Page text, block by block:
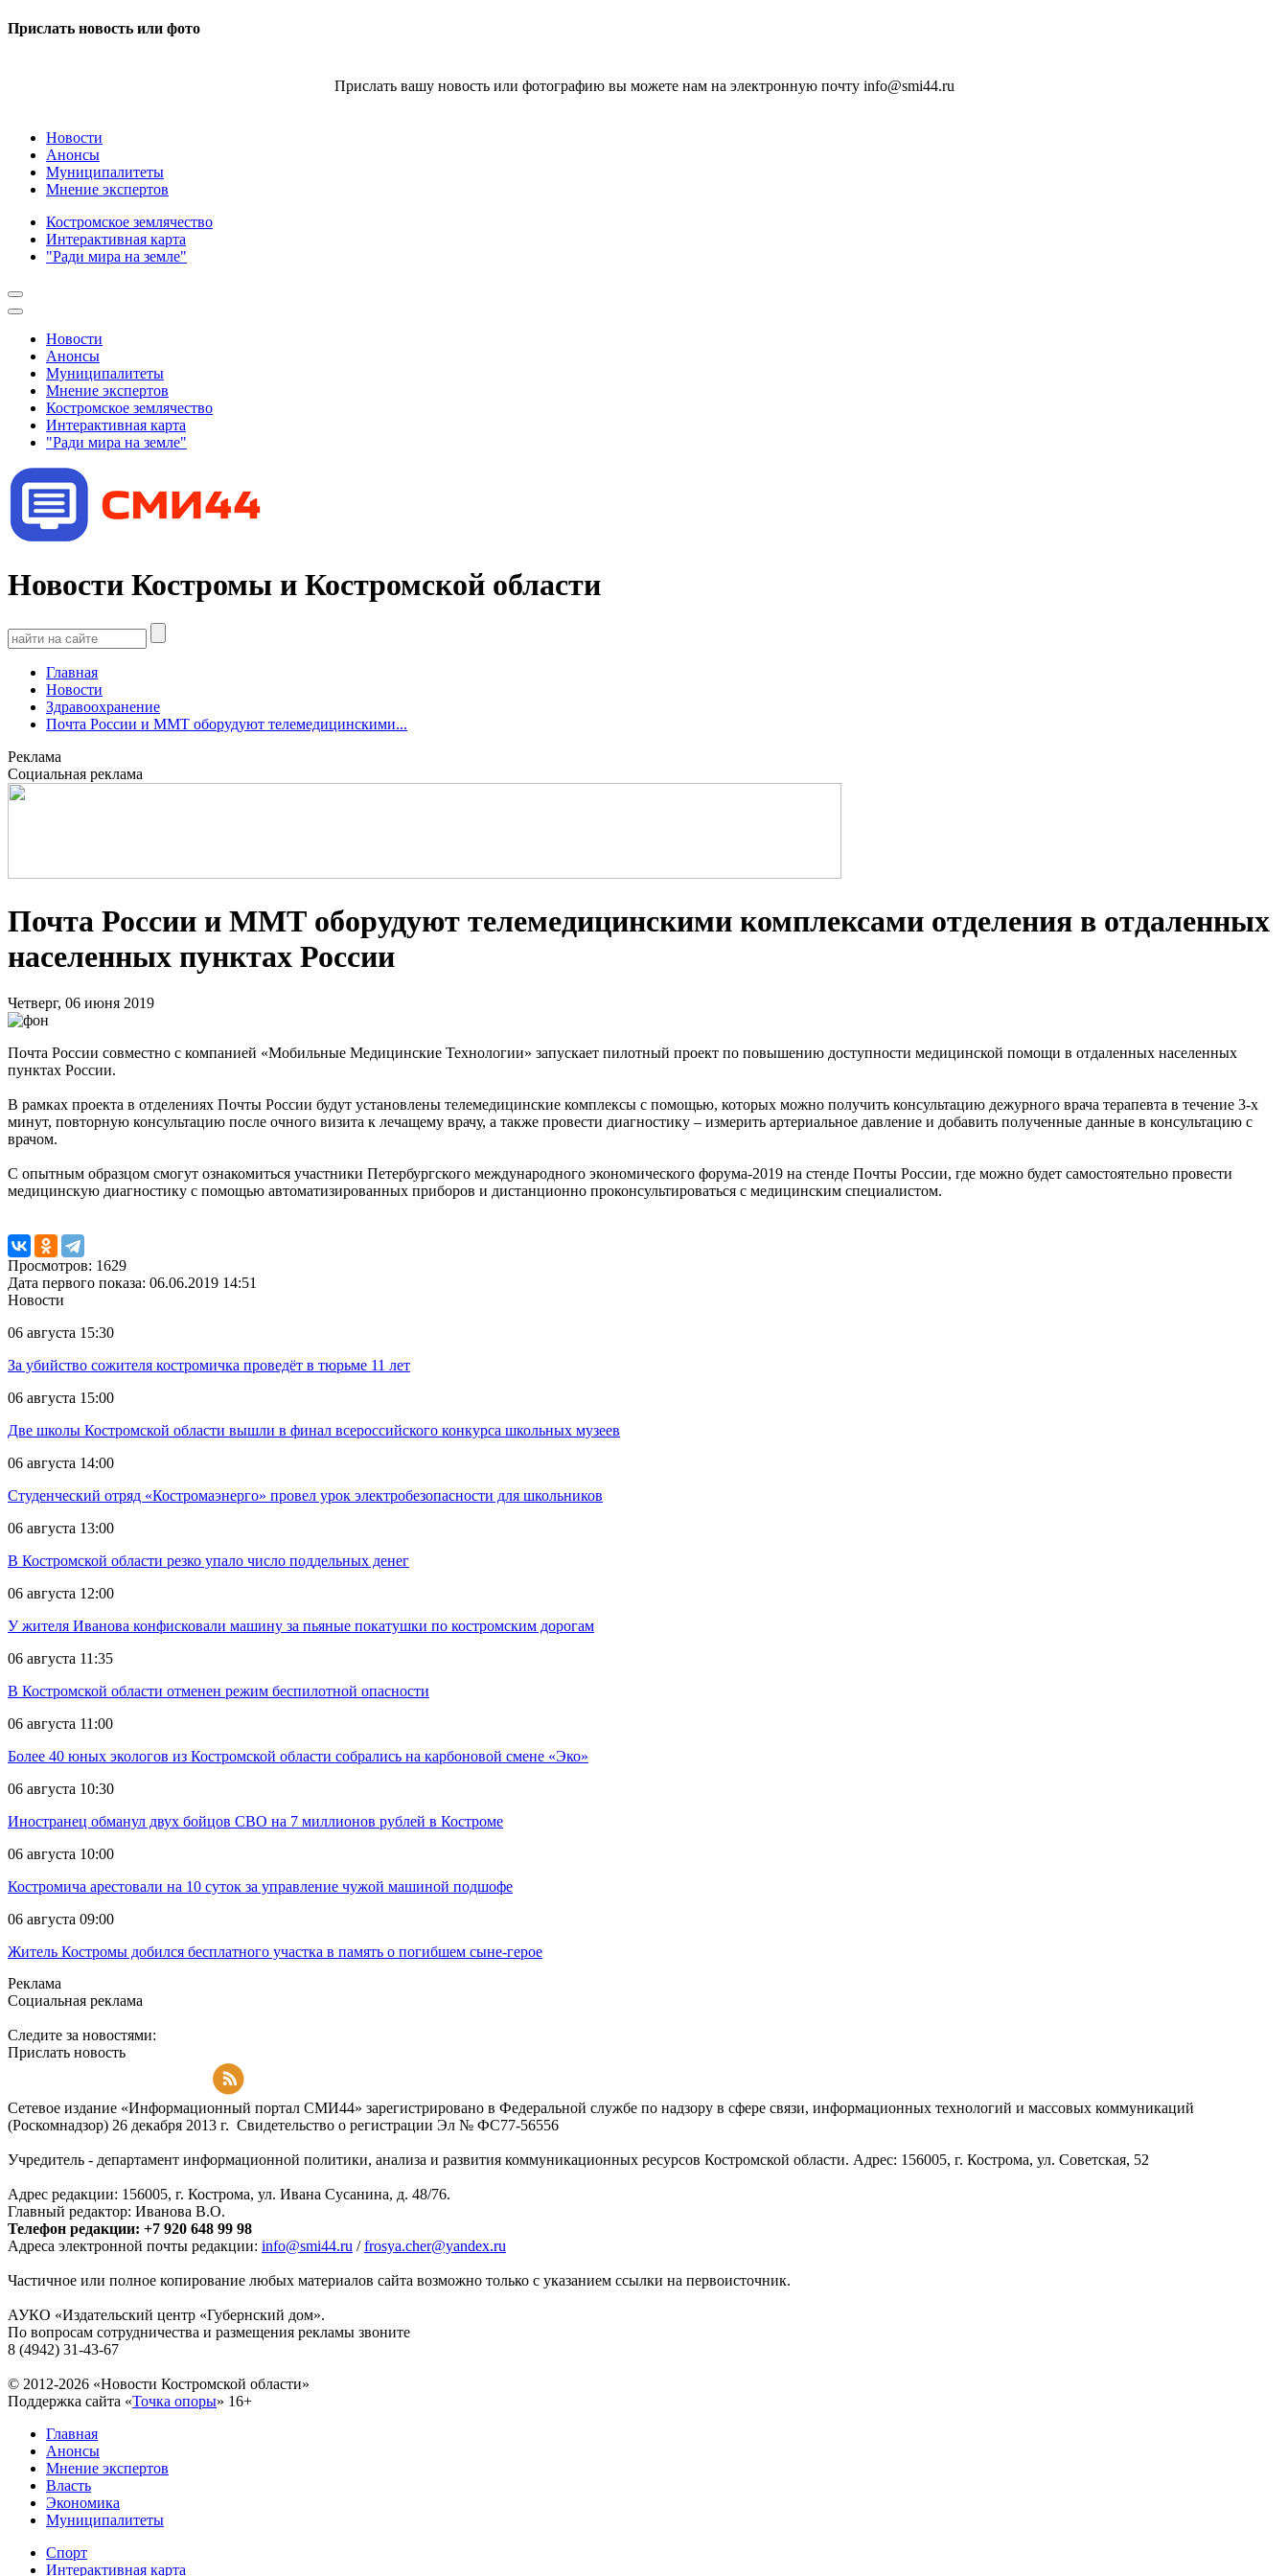
Прислать новость или фото
Прислать вашу новость или фотографию вы можете нам на электронную почту info@smi44.ru
Новости
Анонсы
Муниципалитеты
Мнение экспертов
Костромское землячество
Интерактивная карта
"Ради мира на земле"
Новости
Анонсы
Муниципалитеты
Мнение экспертов
Костромское землячество
Интерактивная карта
"Ради мира на земле"
Новости Костромы и Костромской области
Главная
Новости
Здравоохранение
Почта России и ММТ оборудуют телемедицинскими...
Реклама
Социальная реклама
Почта России и ММТ оборудуют телемедицинскими комплексами отделения в отдаленных
населенных пунктах России
Четверг, 06 июня 2019
Почта России совместно с компанией «Мобильные Медицинские Технологии» запускает пилотный проект по повышению доступности медицинской помощи в отдаленных населенных
пунктах России.
В рамках проекта в отделениях Почты России будут установлены телемедицинские комплексы с помощью, которых можно получить консультацию дежурного врача терапевта в течение 3-х
минут, повторную консультацию после очного визита к лечащему врачу, а также провести диагностику – измерить артериальное давление и добавить полученные данные в консультацию с
врачом.
С опытным образцом смогут ознакомиться участники Петербургского международного экономического форума-2019 на стенде Почты России, где можно будет самостоятельно провести
медицинскую диагностику с помощью автоматизированных приборов и дистанционно проконсультироваться с медицинским специалистом.
Просмотров: 1629
Дата первого показа: 06.06.2019 14:51
Новости
06 августа 15:30
За убийство сожителя костромичка проведёт в тюрьме 11 лет
06 августа 15:00
Две школы Костромской области вышли в финал всероссийского конкурса школьных музеев
06 августа 14:00
Студенческий отряд «Костромаэнерго» провел урок электробезопасности для школьников
06 августа 13:00
В Костромской области резко упало число поддельных денег
06 августа 12:00
У жителя Иванова конфисковали машину за пьяные покатушки по костромским дорогам
06 августа 11:35
В Костромской области отменен режим беспилотной опасности
06 августа 11:00
Более 40 юных экологов из Костромской области собрались на карбоновой смене «Эко»
06 августа 10:30
Иностранец обманул двух бойцов СВО на 7 миллионов рублей в Костроме
06 августа 10:00
Костромича арестовали на 10 суток за управление чужой машиной подшофе
06 августа 09:00
Житель Костромы добился бесплатного участка в память о погибшем сыне-герое
Реклама
Социальная реклама
Следите за новостями:
Прислать новость
Сетевое издание «Информационный портал СМИ44» зарегистрировано в Федеральной службе по надзору в сфере связи, информационных технологий и массовых коммуникаций
(Роскомнадзор) 26 декабря 2013 г. Свидетельство о регистрации Эл № ФC77-56556
Учредитель - департамент информационной политики, анализа и развития коммуникационных ресурсов Костромской области. Адрес: 156005, г. Кострома, ул. Советская, 52
Адрес редакции: 156005, г. Кострома, ул. Ивана Сусанина, д. 48/76.
Главный редактор: Иванова В.О.
Телефон редакции: +7 920 648 99 98
Адреса электронной почты редакции: info@smi44.ru /frosya.cher@yandex.ru
Частичное или полное копирование любых материалов сайта возможно только с указанием ссылки на первоисточник.
АУКО «Издательский центр «Губернский дом».
По вопросам сотрудничества и размещения рекламы звоните
8 (4942) 31-43-67
© 2012-2026 «Новости Костромской области»
Поддержка сайта «Точка опоры» 16+
Главная
Анонсы
Мнение экспертов
Власть
Экономика
Муниципалитеты
Спорт
Интерактивная карта